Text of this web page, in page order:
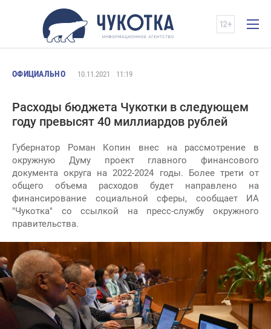
ОФИЦИАЛЬНО 10.11.2021 11:19
Расходы бюджета Чукотки в следующем
году превысят 40 миллиардов рублей
Губернатор Роман Копин внес на рассмотрение в
окружную Думу проект главного финансового
документа округа на 2022-2024 годы. Более трети от
общего объема расходов будет направлено на
финансирование социальной сферы, сообщает ИА
"Чукотка" со ссылкой на пресс-службу окружного
правительства.